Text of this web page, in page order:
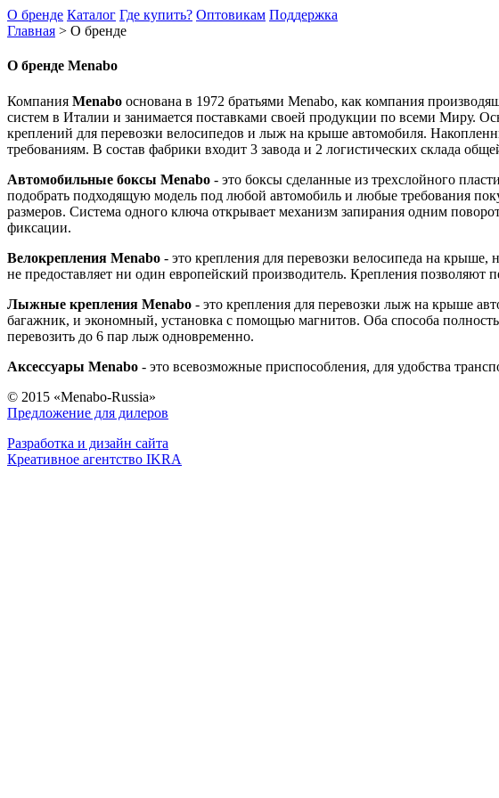
О бренде Каталог Где купить? Оптовикам Поддержка
Главная > О бренде
О бренде Menabo
Компания Menabo основана в 1972 братьями Menabo, как компания
систем в Италии и занимается поставками своей продукции по всеми Миру.
креплений для перевозки велосипедов и лыж на крыше автомобиля.
требованиям. В состав фабрики входит 3 завода и 2 логистических склада
Автомобильные боксы Menabo - это боксы сделанные из трехслойного
подобрать подходящую модель под любой автомобиль и любые требования
размеров. Система одного ключа открывает механизм запирания одним
фиксации.
Велокрепления Menabo - это крепления для перевозки велосипеда на крыше,
не предоставляет ни один европейский производитель. Крепления позволяют
Лыжные крепления Menabo - это крепления для перевозки лыж на крыше
багажник, и экономный, установка с помощью магнитов. Оба способа
перевозить до 6 пар лыж одновременно.
Аксессуары Menabo - это всевозможные приспособления, для удобства
© 2015 «Menabo-Russia»
Предложение для дилеров
Разработка и дизайн сайта
Креативное агентство IKRA